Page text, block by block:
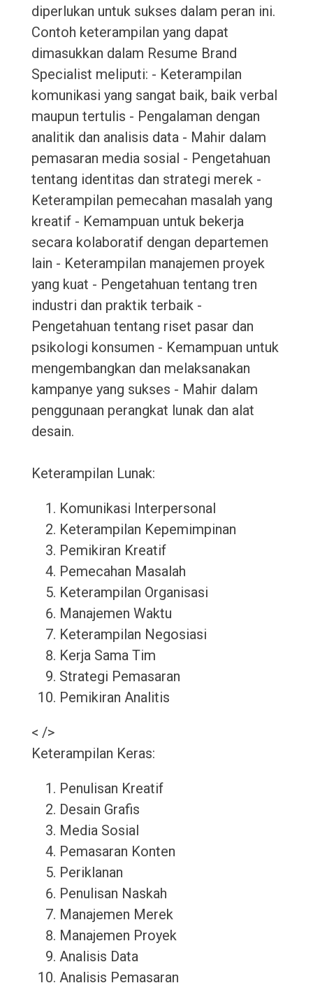
diperlukan untuk sukses dalam peran ini.
Contoh keterampilan yang dapat
dimasukkan dalam Resume Brand
Specialist meliputi: - Keterampilan
komunikasi yang sangat baik, baik verbal
maupun tertulis - Pengalaman dengan
analitik dan analisis data - Mahir dalam
pemasaran media sosial - Pengetahuan
tentang identitas dan strategi merek -
Keterampilan pemecahan masalah yang
kreatif - Kemampuan untuk bekerja
secara kolaboratif dengan departemen
lain - Keterampilan manajemen proyek
yang kuat - Pengetahuan tentang tren
industri dan praktik terbaik -
Pengetahuan tentang riset pasar dan
psikologi konsumen - Kemampuan untuk
mengembangkan dan melaksanakan
kampanye yang sukses - Mahir dalam
penggunaan perangkat lunak dan alat
desain.
Keterampilan Lunak:
Komunikasi Interpersonal
Keterampilan Kepemimpinan
Pemikiran Kreatif
Pemecahan Masalah
Keterampilan Organisasi
Manajemen Waktu
Keterampilan Negosiasi
Kerja Sama Tim
Strategi Pemasaran
Pemikiran Analitis
< />
Keterampilan Keras:
Penulisan Kreatif
Desain Grafis
Media Sosial
Pemasaran Konten
Periklanan
Penulisan Naskah
Manajemen Merek
Manajemen Proyek
Analisis Data
Analisis Pemasaran